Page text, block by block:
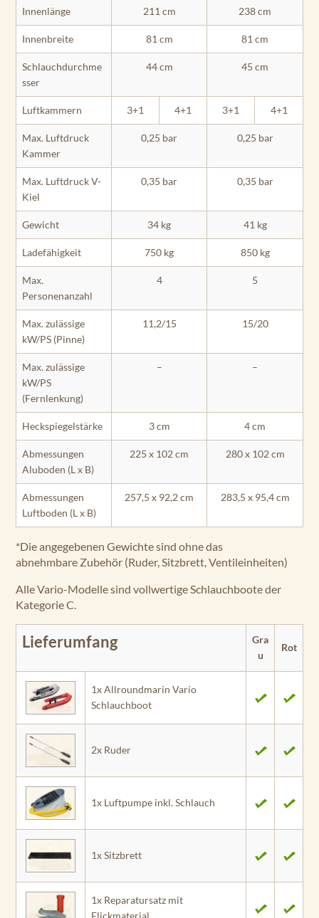
Innenlänge 211 cm 238 cm
Innenbreite 81 cm 81 cm
Schlauchdurchme
sser
44 cm 45 cm
Luftkammern 3+1 4+1 3+1 4+1
Max. Luftdruck
Kammer
0,25 bar 0,25 bar
Max. Luftdruck V-
Kiel
0,35 bar 0,35 bar
Gewicht 34 kg 41 kg
Ladefähigkeit 750 kg 850 kg
Max.
Personenanzahl
4 5
Max. zulässige
kW/PS (Pinne)
11,2/15 15/20
Max. zulässige
kW/PS
(Fernlenkung)
– –
Heckspiegelstärke 3 cm 4 cm
Abmessungen
Aluboden (L x B)
225 x 102 cm 280 x 102 cm
Abmessungen
Luftboden (L x B)
257,5 x 92,2 cm 283,5 x 95,4 cm
*Die angegebenen Gewichte sind ohne das
abnehmbare Zubehör (Ruder, Sitzbrett, Ventileinheiten)
Alle Vario-Modelle sind vollwertige Schlauchboote der
Kategorie C.
Lieferumfang
Gra
u
Rot
1x Allroundmarin Vario
Schlauchboot
2x Ruder
1x Luftpumpe inkl. Schlauch
1x Sitzbrett
1x Reparatursatz mit